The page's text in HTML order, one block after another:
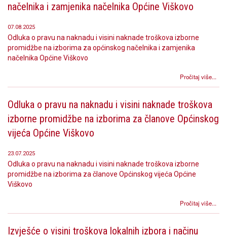
načelnika i zamjenika načelnika Općine Viškovo
07.08.2025
Odluka o pravu na naknadu i visini naknade troškova izborne
promidžbe na izborima za općinskog načelnika i zamjenika
načelnika Općine Viškovo
Pročitaj više...
Odluka o pravu na naknadu i visini naknade troškova
izborne promidžbe na izborima za članove Općinskog
vijeća Općine Viškovo
23.07.2025
Odluka o pravu na naknadu i visini naknade troškova izborne
promidžbe na izborima za članove Općinskog vijeća Općine
Viškovo
Pročitaj više...
Izvješće o visini troškova lokalnih izbora i načinu